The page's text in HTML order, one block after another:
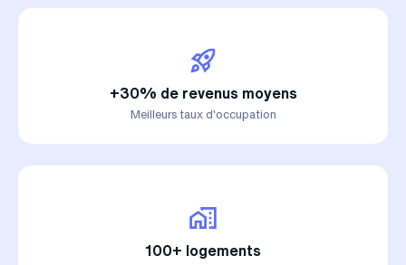
+30% de revenus moyens
Meilleurs taux d'occupation
100+ logements